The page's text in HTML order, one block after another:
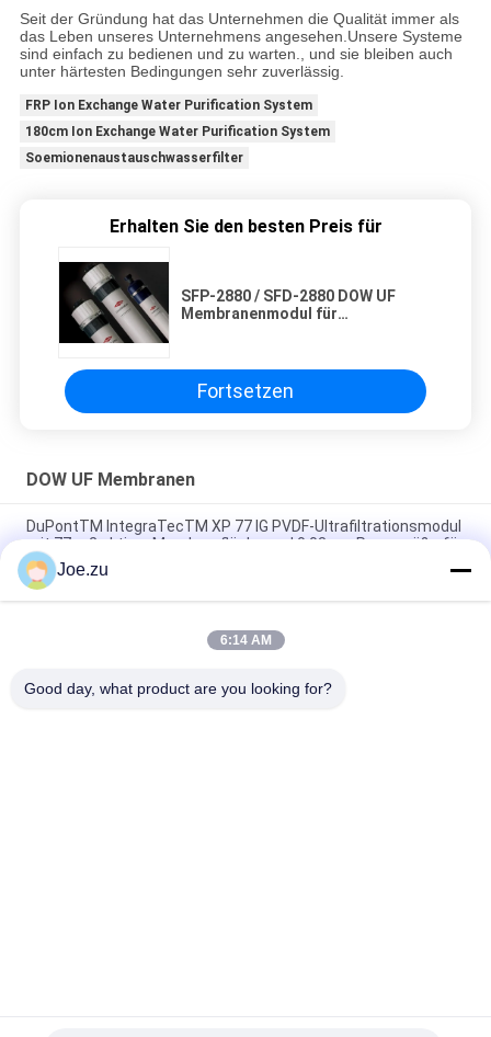
Seit der Gründung hat das Unternehmen die Qualität immer als
das Leben unseres Unternehmens angesehen.Unsere Systeme
sind einfach zu bedienen und zu warten., und sie bleiben auch
unter härtesten Bedingungen sehr zuverlässig.
FRP Ion Exchange Water Purification System
180cm Ion Exchange Water Purification System
Soemionenaustauschwasserfilter
Erhalten Sie den besten Preis für
SFP-2880 / SFD-2880 DOW UF
Membranenmodul für
Fortsetzen
DOW UF Membranen
DuPontTM IntegraTecTM XP 77 IG PVDF-Ultrafiltrationsmodul
mit 77 m2 aktiver Membranfläche und 0,03 μm Porengröße für
die industrielle Wasserbehandlung
DuPontTM XP 77IP IG UF Hochstrom-UF-Modul für IP-
Joe.zu
6:14 AM
Good day, what product are you looking for?